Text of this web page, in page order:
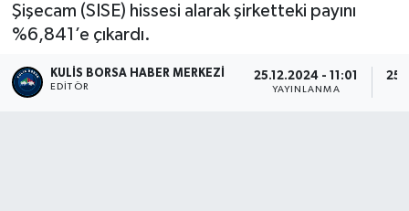
Şişecam (SISE) hissesi alarak şirketteki payını
%6,841’e çıkardı.
KULIS BORSA HABER MERKEZI
EDITÖR
25.12.2024 - 11:01
YAYINLANMA
Ekonomi
Son Dakika Haberleri
Haber Arşivi